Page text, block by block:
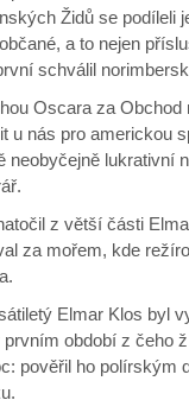
Židů se podíleli
a to nejen
schválil
Oscara za
u nás pro americkou
neobyčejně lukrativní
z větší části
za mořem, kde
Elmar Klos byl
prvním období z čeho
pověřil ho polírským